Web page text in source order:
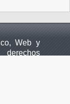
Web y